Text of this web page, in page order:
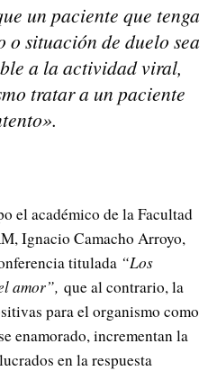
un paciente que tenga
o situación de duelo sea
a la actividad viral,
tratar a un paciente
el académico de la Facultad
Ignacio Camacho Arroyo,
titulada “Los
amor”, que al contrario, la
para el organismo como
enamorado, incrementan la
en la respuesta